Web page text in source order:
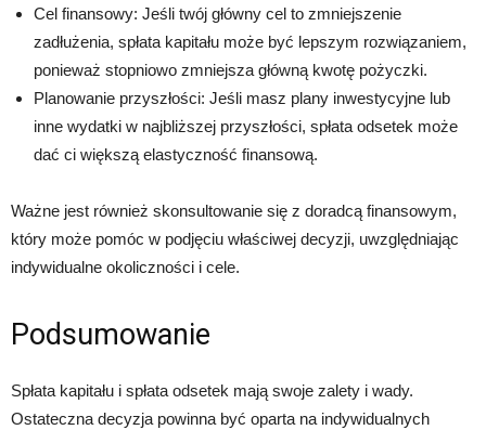
Cel finansowy: Jeśli twój główny cel to zmniejszenie
zadłużenia, spłata kapitału może być lepszym rozwiązaniem,
ponieważ stopniowo zmniejsza główną kwotę pożyczki.
Planowanie przyszłości: Jeśli masz plany inwestycyjne lub
inne wydatki w najbliższej przyszłości, spłata odsetek może
dać ci większą elastyczność finansową.
Ważne jest również skonsultowanie się z doradcą finansowym,
który może pomóc w podjęciu właściwej decyzji, uwzględniając
indywidualne okoliczności i cele.
Podsumowanie
Spłata kapitału i spłata odsetek mają swoje zalety i wady.
Ostateczna decyzja powinna być oparta na indywidualnych